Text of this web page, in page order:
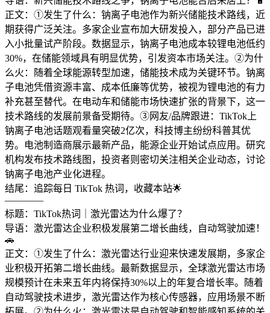
正文：①发生了什么：钠离子电池作为新兴储能技术路线，近
期获得广泛关注。多家企业宣布加大研发投入，部分产品已进
入小批量试产阶段。数据显示，钠离子电池成本较锂电池低约
30%，在储能领域具有明显优势，引发资本市场关注。②为什
么火：随着全球能源转型加速，储能技术成为关键环节。钠离
子电池凭借资源丰富、成本低廉等优势，被视为锂电池的有力
补充甚至替代。在电动车和储能市场快速扩张的背景下，这一
技术路线的发展前景备受期待。③网友/品牌跟进：TikTok上
钠离子电池话题观看量突破2亿次，科技博主纷纷科普其优
势。电池制造商展示最新产品，能源企业开始试点应用。研究
机构发布技术路线图，投资者则密切关注相关企业动态，讨论
钠离子电池产业化进程。
结尾：追踪每日 TikTok 热词，收藏本站🌟
————
标题：TikTok热词｜激光雷达为什么爆了？
导语：激光雷达企业积极发展第二增长曲线，自动驾驶加速！
🚗
正文：①发生了什么：激光雷达行业迎来快速发展期，多家企
业积极开拓第二增长曲线。最新数据显示，全球激光雷达市场
规模预计在未来五年内将保持30%以上的年复合增长率。随着
自动驾驶技术进步，激光雷达作为核心传感器，应用场景不断